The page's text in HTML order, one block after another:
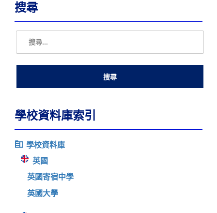
搜尋
學校資料庫索引
學校資料庫
英國
英國寄宿中學
英國大學